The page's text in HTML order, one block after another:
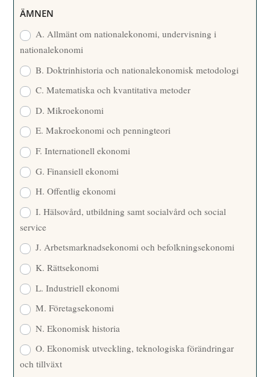
R
ÄMNEN
A. Allmänt om nationalekonomi, undervisning i
nationalekonomi
B. Doktrinhistoria och nationalekonomisk metodologi
C. Matematiska och kvantitativa metoder
D. Mikroekonomi
E. Makroekonomi och penningteori
F. Internationell ekonomi
G. Finansiell ekonomi
H. Offentlig ekonomi
I. Hälsovård, utbildning samt socialvård och social
service
J. Arbetsmarknadsekonomi och befolkningsekonomi
K. Rättsekonomi
L. Industriell ekonomi
M. Företagsekonomi
N. Ekonomisk historia
O. Ekonomisk utveckling, teknologiska förändringar
och tillväxt